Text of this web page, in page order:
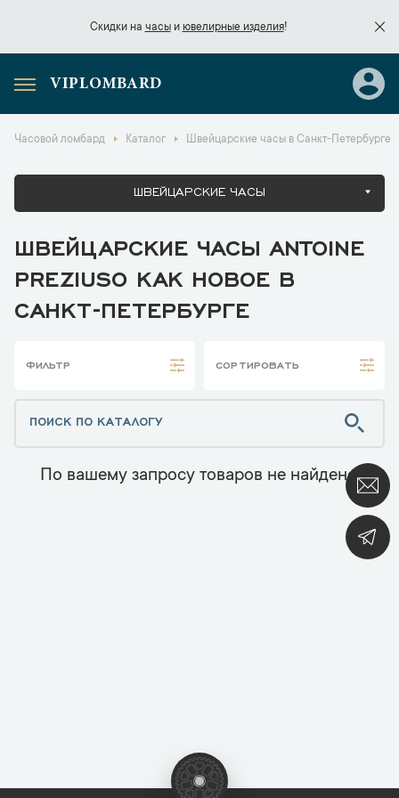
Скидки на часыи ювелирные изделия!
Скидки начасы
VIPLOMBARD
Часовой ломбард Каталог Швейцарские часы в Санкт-Петербурге
ШВЕЙЦАРСКИЕ ЧАСЫ
ШВЕЙЦАРСКИЕ ЧАСЫ ANTOINE
PREZIUSO КАК НОВОЕ В
САНКТ-ПЕТЕРБУРГЕ
ФИЛЬТР СОРТИРОВАТЬ
По вашему запросу товаров не найдено